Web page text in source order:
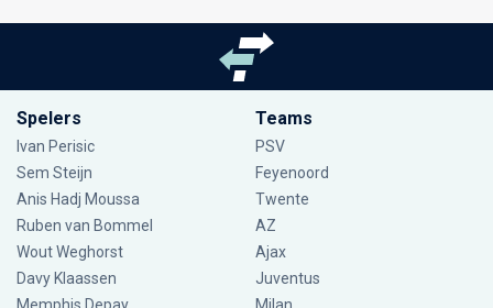
Spelers
Ivan Perisic
Sem Steijn
Anis Hadj Moussa
Ruben van Bommel
Wout Weghorst
Davy Klaassen
Teams
PSV
Feyenoord
Twente
AZ
Ajax
Juventus